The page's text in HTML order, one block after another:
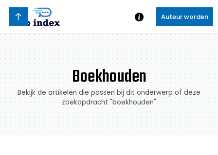
Auteur worden
Boekhouden
Bekijk de artikelen die passen bij dit onderwerp of deze
zoekopdracht "boekhouden"